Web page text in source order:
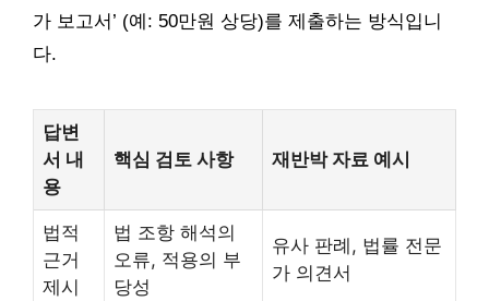
가 보고서’ (예: 50만원 상당)를 제출하는 방식입니
다.
답변
서 내
용
핵심 검토 사항 재반박 자료 예시
법적
근거
제시
법 조항 해석의
오류, 적용의 부
당성
유사 판례, 법률 전문
가 의견서